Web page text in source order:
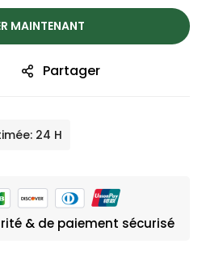
MAINTENANT
Partager
24 H
& de paiement sécurisé